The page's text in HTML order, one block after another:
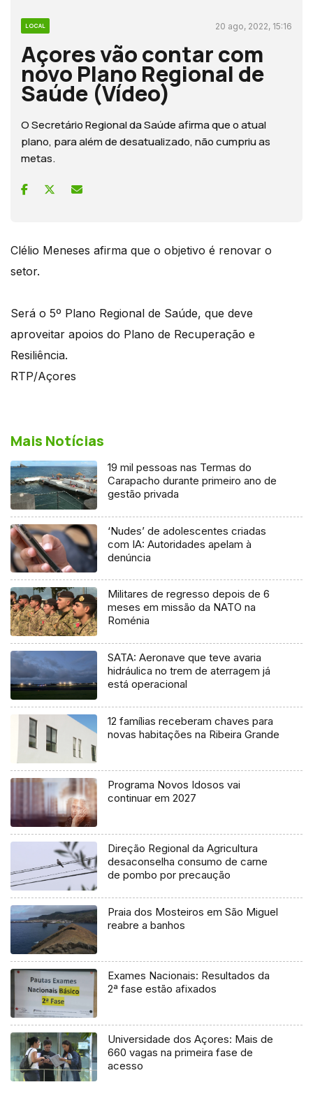
LOCAL 20 ago, 2022, 15:16
Açores vão contar com
novo Plano Regional de
Saúde (Vídeo)
O Secretário Regional da Saúde afirma que o atual
plano, para além de desatualizado, não cumpriu as
metas.
Clélio Meneses afirma que o objetivo é renovar o
setor.
Será o 5º Plano Regional de Saúde, que deve
aproveitar apoios do Plano de Recuperação e
Resiliência.
RTP/Açores
Mais Notícias
19 mil pessoas nas Termas do
Carapacho durante primeiro ano de
gestão privada
‘Nudes’ de adolescentes criadas
com IA: Autoridades apelam à
denúncia
Militares de regresso depois de 6
meses em missão da NATO na
Roménia
SATA: Aeronave que teve avaria
hidráulica no trem de aterragem já
está operacional
12 famílias receberam chaves para
novas habitações na Ribeira Grande
Programa Novos Idosos vai
continuar em 2027
Direção Regional da Agricultura
desaconselha consumo de carne
de pombo por precaução
Praia dos Mosteiros em São Miguel
reabre a banhos
Exames Nacionais: Resultados da
2ª fase estão afixados
Universidade dos Açores: Mais de
660 vagas na primeira fase de
acesso